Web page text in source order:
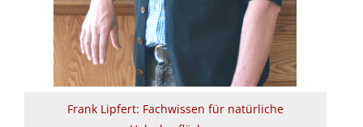
Frank Lipfert: Fachwissen für natürliche